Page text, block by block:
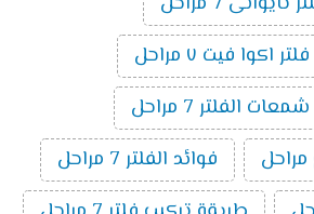
اكوا فيت ٧ مراحل
الفلتر 7 مراحل
فوائد الفلتر 7 مراحل